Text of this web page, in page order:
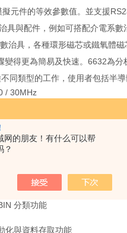
网的朋友！有什么可以帮
？
元件的等效參數值。並支援
具與配件，例如可搭配介電系
治具，各種環形磁芯或鐵氧體
得更為簡易及快速。6632為分
同類型的工作，使用者包括半
/ 30MHz
路功能
DCR 值可同時量測和顯示
分類功能
化與資料存取功能